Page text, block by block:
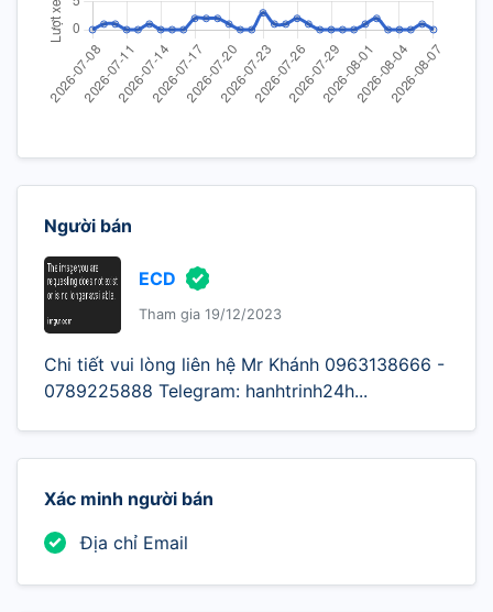
Người bán
ECD
Tham gia 19/12/2023
Chi tiết vui lòng liên hệ Mr Khánh 0963138666 -
0789225888 Telegram: hanhtrinh24h...
Xác minh người bán
Địa chỉ Email